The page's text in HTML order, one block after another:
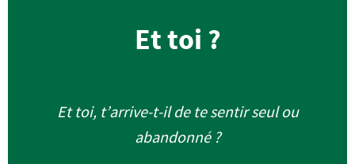
Et toi ?
Et toi, t’arrive-t-il de te sentir seul ou
abandonné ?